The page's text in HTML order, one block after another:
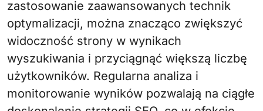
zastosowanie zaawansowanych technik
optymalizacji, można znacząco zwiększyć
widoczność strony w wynikach
wyszukiwania i przyciągnąć większą liczbę
użytkowników. Regularna analiza i
monitorowanie wyników pozwalają na ciągłe